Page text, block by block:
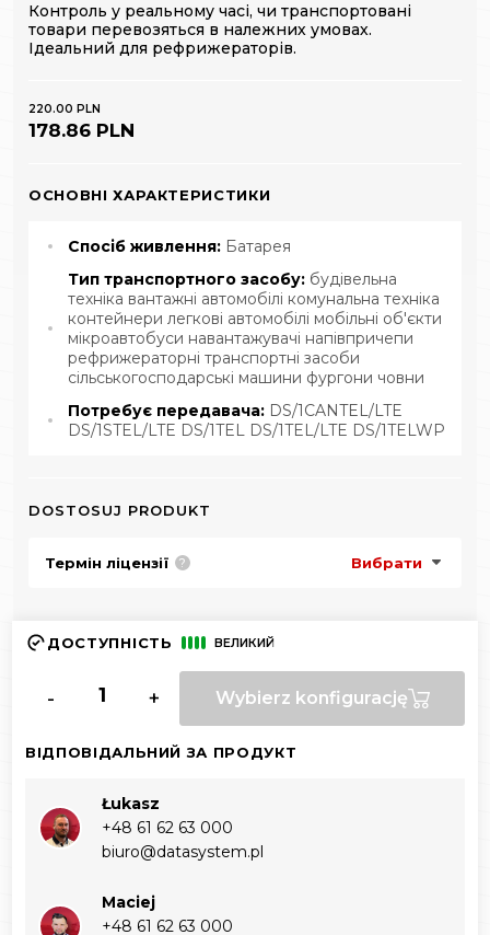
Контроль у реальному часі, чи транспортовані
товари перевозяться в належних умовах.
Ідеальний для рефрижераторів.
220.00 PLN
178.86 PLN
ОСНОВНІ ХАРАКТЕРИСТИКИ
Спосіб живлення: Батарея
Тип транспортного засобу: будівельна
техніка вантажні автомобілі комунальна техніка
контейнери легкові автомобілі мобільні об'єкти
мікроавтобуси навантажувачі напівпричепи
рефрижераторні транспортні засоби
сільськогосподарські машини фургони човни
Потребує передавача: DS/1CANTEL/LTE
DS/1STEL/LTE DS/1TEL DS/1TEL/LTE DS/1TELWP
DOSTOSUJ PRODUKT
Термін ліцензії ? Вибрати
ДОСТУПНІСТЬ ВЕЛИКИЙ
- + Wybierz konfigurację
ВІДПОВІДАЛЬНИЙ ЗА ПРОДУКТ
Łukasz
+48 61 62 63 000‬
biuro@datasystem.pl
Maciej
+48 61 62 63 000‬